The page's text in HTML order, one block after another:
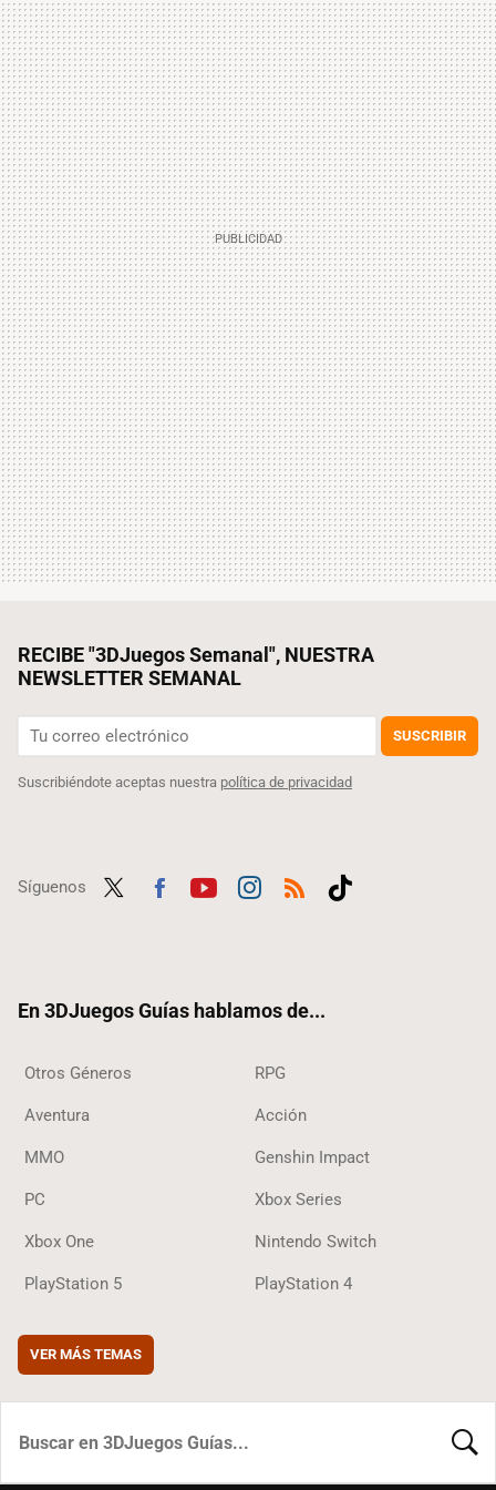
RECIBE "3DJuegos Semanal", NUESTRA
NEWSLETTER SEMANAL
SUSCRIBIR
Suscribiéndote aceptas nuestra política de privacidad
Síguenos
En 3DJuegos Guías hablamos de...
Otros Géneros RPG
Aventura Acción
MMO Genshin Impact
PC Xbox Series
Xbox One Nintendo Switch
PlayStation 5 PlayStation 4
VER MÁS TEMAS